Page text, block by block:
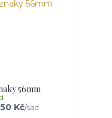
56mm
Kč/sad